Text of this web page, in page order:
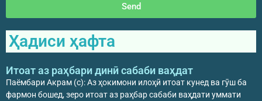
Send
Ҳадиси ҳафта
Итоат аз раҳбари динӣ сабаби ваҳдат
Паёмбари Акрам (с): Аз ҳокимони илоҳӣ итоат кунед ва гӯш ба
фармон бошед, зеро итоат аз раҳбар сабаби ваҳдати уммати